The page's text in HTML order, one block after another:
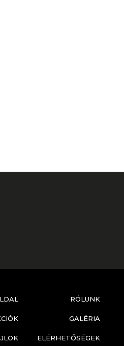
RÓLUNK
GALÉRIA
ELÉRHETŐSÉGEK